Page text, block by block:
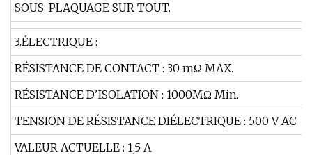
SOUS-PLAQUAGE SUR TOUT.
3.ÉLECTRIQUE :
RÉSISTANCE DE CONTACT : 30 mΩ MAX.
RÉSISTANCE D'ISOLATION : 1000MΩ Min.
TENSION DE RÉSISTANCE DIÉLECTRIQUE : 500 V AC
VALEUR ACTUELLE : 1,5 A